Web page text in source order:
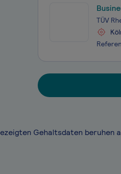
TÜV
Gehaltsdaten beruhen